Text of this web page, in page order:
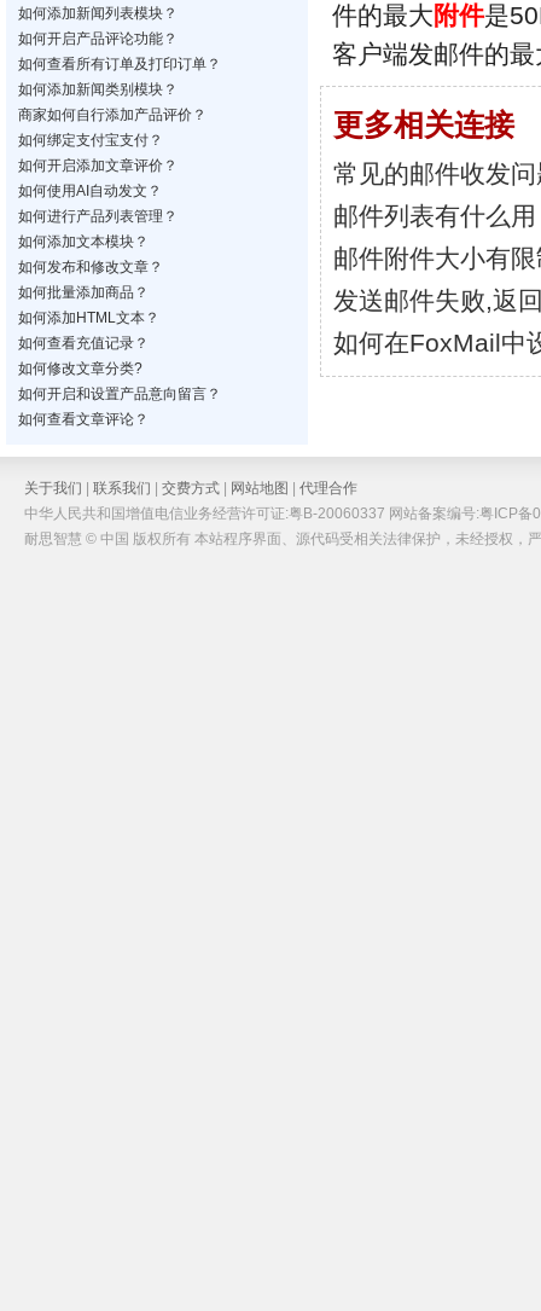
如何添加新闻列表模块？
如何开启产品评论功能？
如何查看所有订单及打印订单？
如何添加新闻类别模块？
商家如何自行添加产品评价？
如何绑定支付宝支付？
如何开启添加文章评价？
如何使用AI自动发文？
如何进行产品列表管理？
如何添加文本模块？
如何发布和修改文章？
如何批量添加商品？
如何添加HTML文本？
如何查看充值记录？
如何修改文章分类?
如何开启和设置产品意向留言？
如何查看文章评论？
件的最大附件是
客户端发邮件的最
更多相关连接
常见的邮件收发
邮件列表有什么用
邮件附件大小有
发送邮件失败,返
如何在FoxMail中
关于我们 联系我们 交费方式 网站地图
代理合作
中华人民共和国增值电信业务经营许可证:粤B-20060337 网站备案编号:粤ICP备
耐思智慧 © 中国 版权所有 本站程序界面、源代码受相关法律保护，未经授权，